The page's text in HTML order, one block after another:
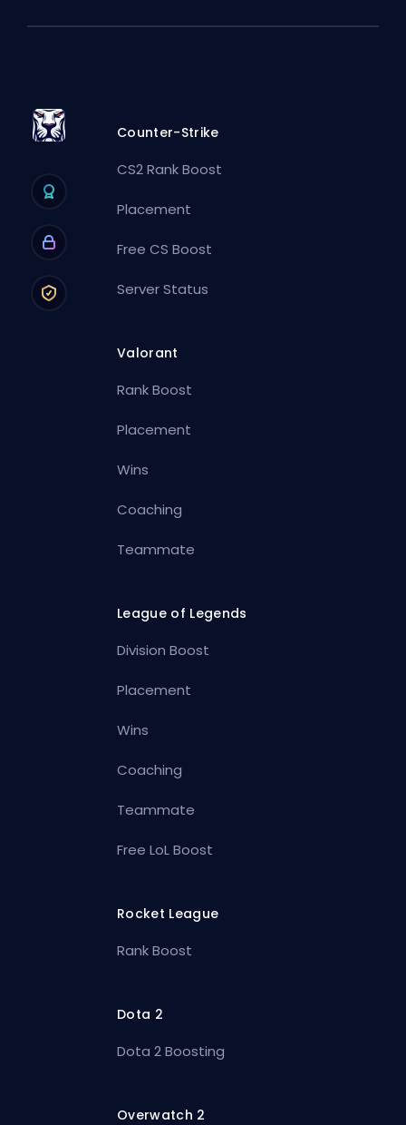
Counter-Strike
CS2 Rank Boost
Placement
Free CS Boost
Server Status
Valorant
Rank Boost
Placement
Wins
Coaching
Teammate
League of Legends
Division Boost
Placement
Wins
Coaching
Teammate
Free LoL Boost
Rocket League
Rank Boost
Dota 2
Dota 2 Boosting
Overwatch 2